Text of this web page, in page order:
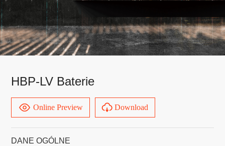
HBP-LV Baterie
Online Preview Download
DANE OGÓLNE